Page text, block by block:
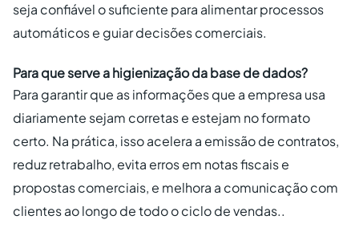
seja confiável o suficiente para alimentar processos
automáticos e guiar decisões comerciais.
Para que serve a higienização da base de dados?
Para garantir que as informações que a empresa usa
diariamente sejam corretas e estejam no formato
certo. Na prática, isso acelera a emissão de contratos,
reduz retrabalho, evita erros em notas fiscais e
propostas comerciais, e melhora a comunicação com
clientes ao longo de todo o ciclo de vendas..